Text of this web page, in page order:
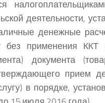
деятельности,
денежные
без применения
документа
прием
в порядке,